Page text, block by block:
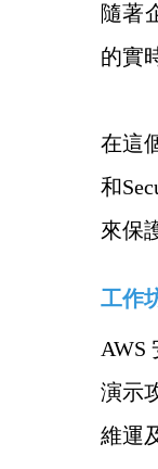
隨著
的實
在這
和
來保
工作
AWS
演示
維運